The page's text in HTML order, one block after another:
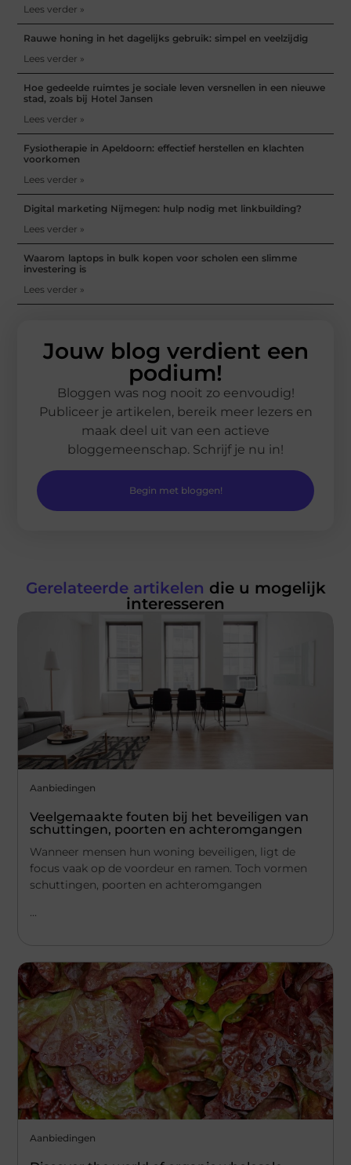
Lees verder »
Rauwe honing in het dagelijks gebruik: simpel en veelzijdig
Lees verder »
Hoe gedeelde ruimtes je sociale leven versnellen in een nieuwe
stad, zoals bij Hotel Jansen
Lees verder »
Fysiotherapie in Apeldoorn: effectief herstellen en klachten
voorkomen
Lees verder »
Digital marketing Nijmegen: hulp nodig met linkbuilding?
Lees verder »
Waarom laptops in bulk kopen voor scholen een slimme
investering is
Lees verder »
Jouw blog verdient een
podium!
Bloggen was nog nooit zo eenvoudig!
Publiceer je artikelen, bereik meer lezers en
maak deel uit van een actieve
bloggemeenschap. Schrijf je nu in!
Begin met bloggen!
Gerelateerde artikelen die u mogelijk
interesseren
Aanbiedingen
Veelgemaakte fouten bij het beveiligen van
schuttingen, poorten en achteromgangen
Wanneer mensen hun woning beveiligen, ligt de
focus vaak op de voordeur en ramen. Toch vormen
schuttingen, poorten en achteromgangen
...
Aanbiedingen